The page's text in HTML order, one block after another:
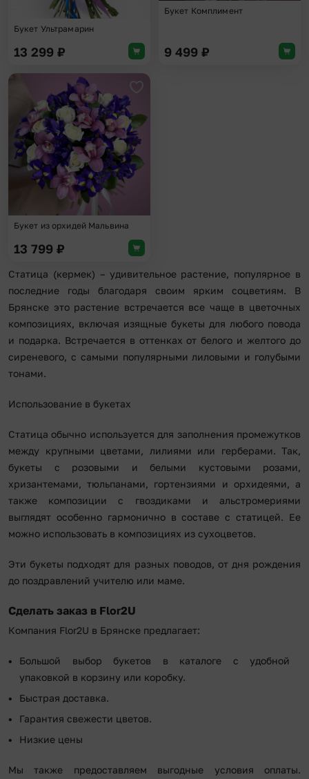
Букет Ультрамарин
13 299 ₽
Букет Комплимент
9 499 ₽
Букет из орхидей Мальвина
13 799 ₽
Статица (кермек) – удивительное растение, популярное в
последние годы благодаря своим ярким соцветиям. В
Брянске это растение встречается все чаще в цветочных
композициях, включая изящные букеты для любого повода
и подарка. Встречается в оттенках от белого и желтого до
сиреневого, с самыми популярными лиловыми и голубыми
тонами.
Использование в букетах
Статица обычно используется для заполнения промежутков
между крупными цветами, лилиями или герберами. Так,
букеты с розовыми и белыми кустовыми розами,
хризантемами, тюльпанами, гортензиями и орхидеями, а
также композиции с гвоздиками и альстромериями
выглядят особенно гармонично в составе с статицей. Ее
можно использовать в композициях из сухоцветов.
Эти букеты подходят для разных поводов, от дня рождения
до поздравлений учителю или маме.
Сделать заказ в Flor2U
Компания Flor2U в Брянске предлагает:
Большой выбор букетов в каталоге с удобной
упаковкой в корзину или коробку.
Быстрая доставка.
Гарантия свежести цветов.
Низкие цены
Мы также предоставляем выгодные условия оплаты.